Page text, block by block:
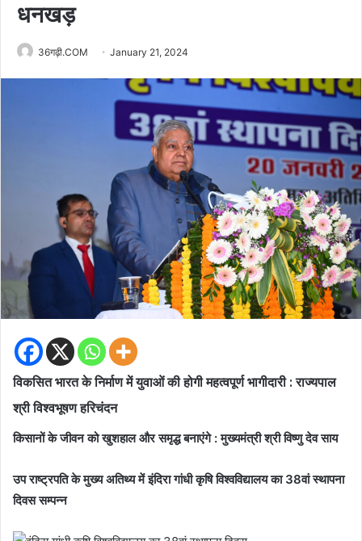
धनखड़
36गढ़ी.COM January 21, 2024
विकसित भारत के निर्माण में युवाओं की होगी महत्वपूर्ण भागीदारी : राज्यपाल
श्री विश्वभूषण हरिचंदन
किसानों के जीवन को खुशहाल और समृद्ध बनाएंगे : मुख्यमंत्री श्री विष्णु देव साय
उप राष्ट्रपति के मुख्य अतिथ्य में इंदिरा गांधी कृषि विश्वविद्यालय का 38वां स्थापना
दिवस सम्पन्न